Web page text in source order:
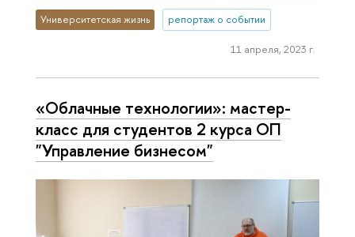
Университетская жизнь репортаж о событии
11 апреля, 2023 г.
«Облачные технологии»: мастер-
класс для студентов 2 курса ОП
"Управление бизнесом"